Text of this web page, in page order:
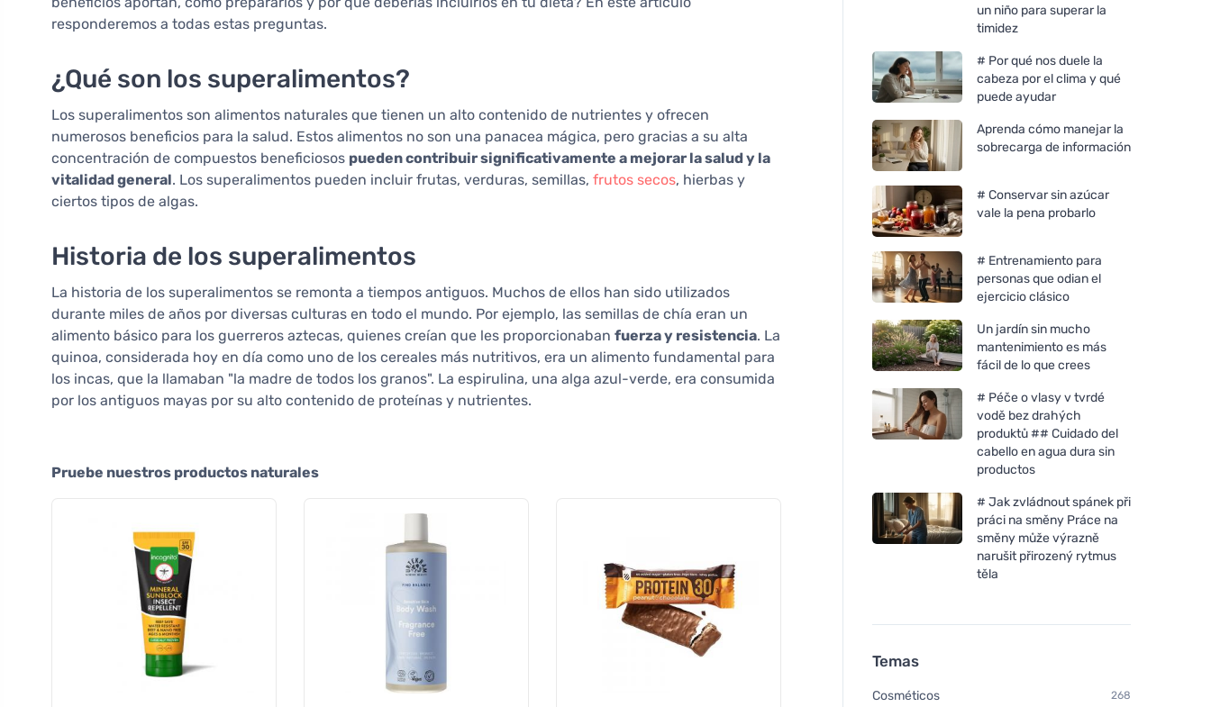
responderemos a todas estas preguntas.
¿Qué son los superalimentos?
Los superalimentos son alimentos naturales que tienen un alto contenido de nutrientes y ofrecen
numerosos beneficios para la salud. Estos alimentos no son una panacea mágica, pero gracias a su alta
concentración de compuestos beneficiosos pueden contribuir significativamente a mejorar la salud y la
vitalidad general. Los superalimentos pueden incluir frutas, verduras, semillas, frutos secos, hierbas y
ciertos tipos de algas.
Historia de los superalimentos
La historia de los superalimentos se remonta a tiempos antiguos. Muchos de ellos han sido utilizados
durante miles de años por diversas culturas en todo el mundo. Por ejemplo, las semillas de chía eran un
alimento básico para los guerreros aztecas, quienes creían que les proporcionaban fuerza y resistencia. La
quinoa, considerada hoy en día como uno de los cereales más nutritivos, era un alimento fundamental para
los incas, que la llamaban "la madre de todos los granos". La espirulina, una alga azul-verde, era consumida
por los antiguos mayas por su alto contenido de proteínas y nutrientes.
Pruebe nuestros productos naturales
un niño para superar la
timidez
# Por qué nos duele la
cabeza por el clima y qué
puede ayudar
Aprenda cómo manejar la
sobrecarga de información
# Conservar sin azúcar
vale la pena probarlo
# Entrenamiento para
personas que odian el
ejercicio clásico
Un jardín sin mucho
mantenimiento es más
fácil de lo que crees
# Péče o vlasy v tvrdé
vodě bez drahých
produktů ## Cuidado del
cabello en agua dura sin
productos
# Jak zvládnout spánek při
práci na směny Práce na
směny může výrazně
narušit přirozený rytmus
těla
Temas
Cosméticos 268